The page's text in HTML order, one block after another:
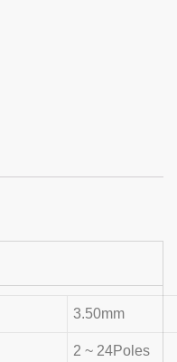
3.50mm
2 ~ 24Poles